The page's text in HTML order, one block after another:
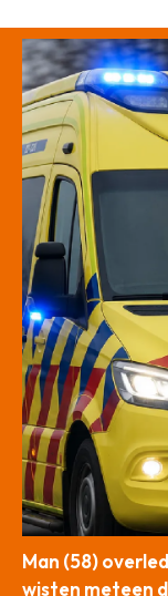
Man (58)
wisten meteen